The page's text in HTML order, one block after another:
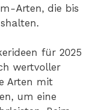
Arten, die bis
für 2025
wertvoller
Arten mit
um eine